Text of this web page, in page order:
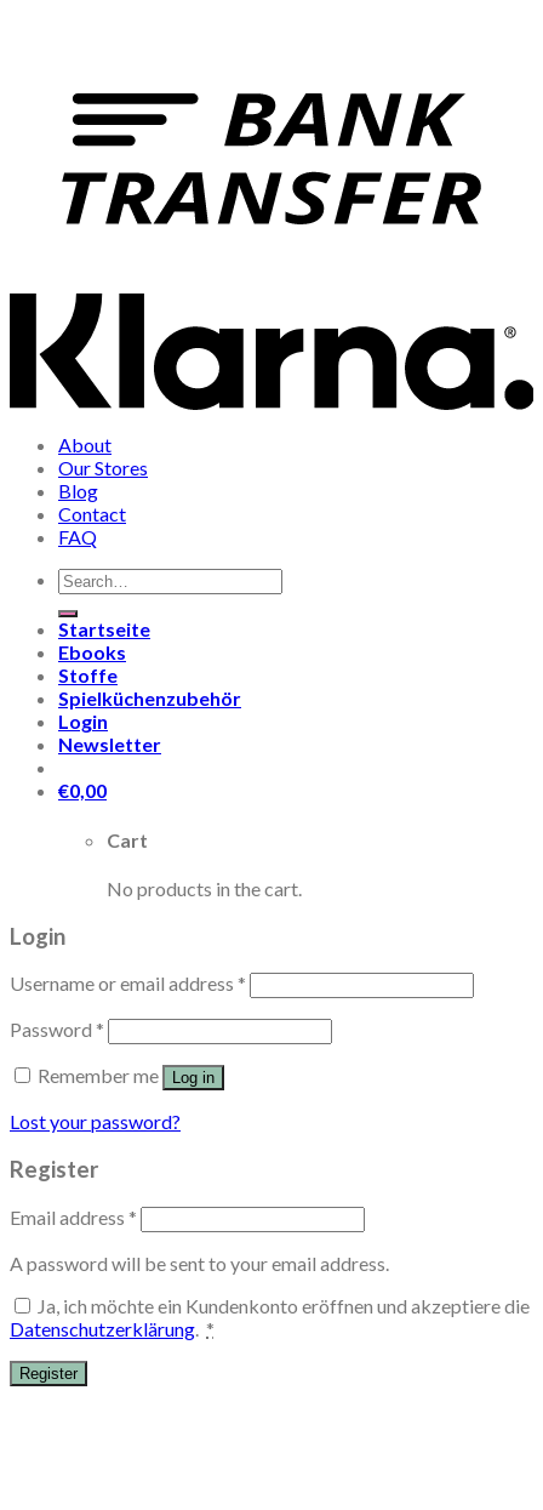
About
Our Stores
Blog
Contact
FAQ
Search
for:
Startseite
Ebooks
Stoffe
Spielküchenzubehör
Login
Newsletter
€0,00
Cart
No products in the cart.
Login
Username or email address *
Password *
Remember me
Log in
Lost your password?
Register
Email address *
A password will be sent to your email address.
Ja, ich möchte ein Kundenkonto eröffnen und akzeptiere die
Datenschutzerklärung *
Register